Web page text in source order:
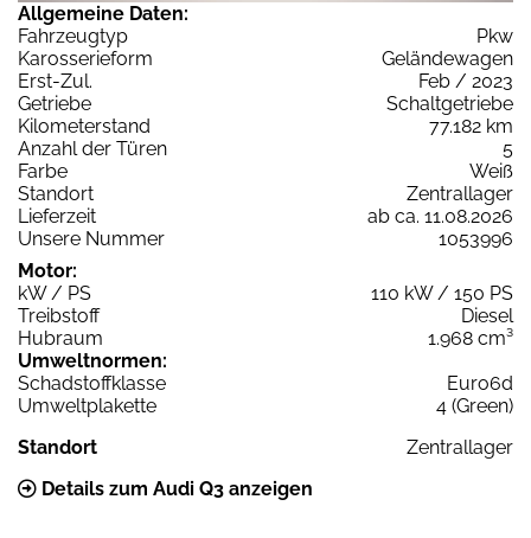
Allgemeine Daten:
Fahrzeugtyp
Pkw
Karosserieform
Geländewagen
Erst-Zul.
Feb / 2023
Getriebe
Schaltgetriebe
Kilometerstand
77.182 km
Anzahl der Türen
5
Farbe
Weiß
Standort
Zentrallager
Lieferzeit
ab ca. 11.08.2026
Unsere Nummer
1053996
Motor:
kW / PS
110 kW / 150 PS
Treibstoff
Diesel
Hubraum
1.968 cm³
Umweltnormen:
Schadstoffklasse
Euro6d
Umweltplakette
4 (Green)
Standort
Zentrallager
Details zum Audi Q3 anzeigen